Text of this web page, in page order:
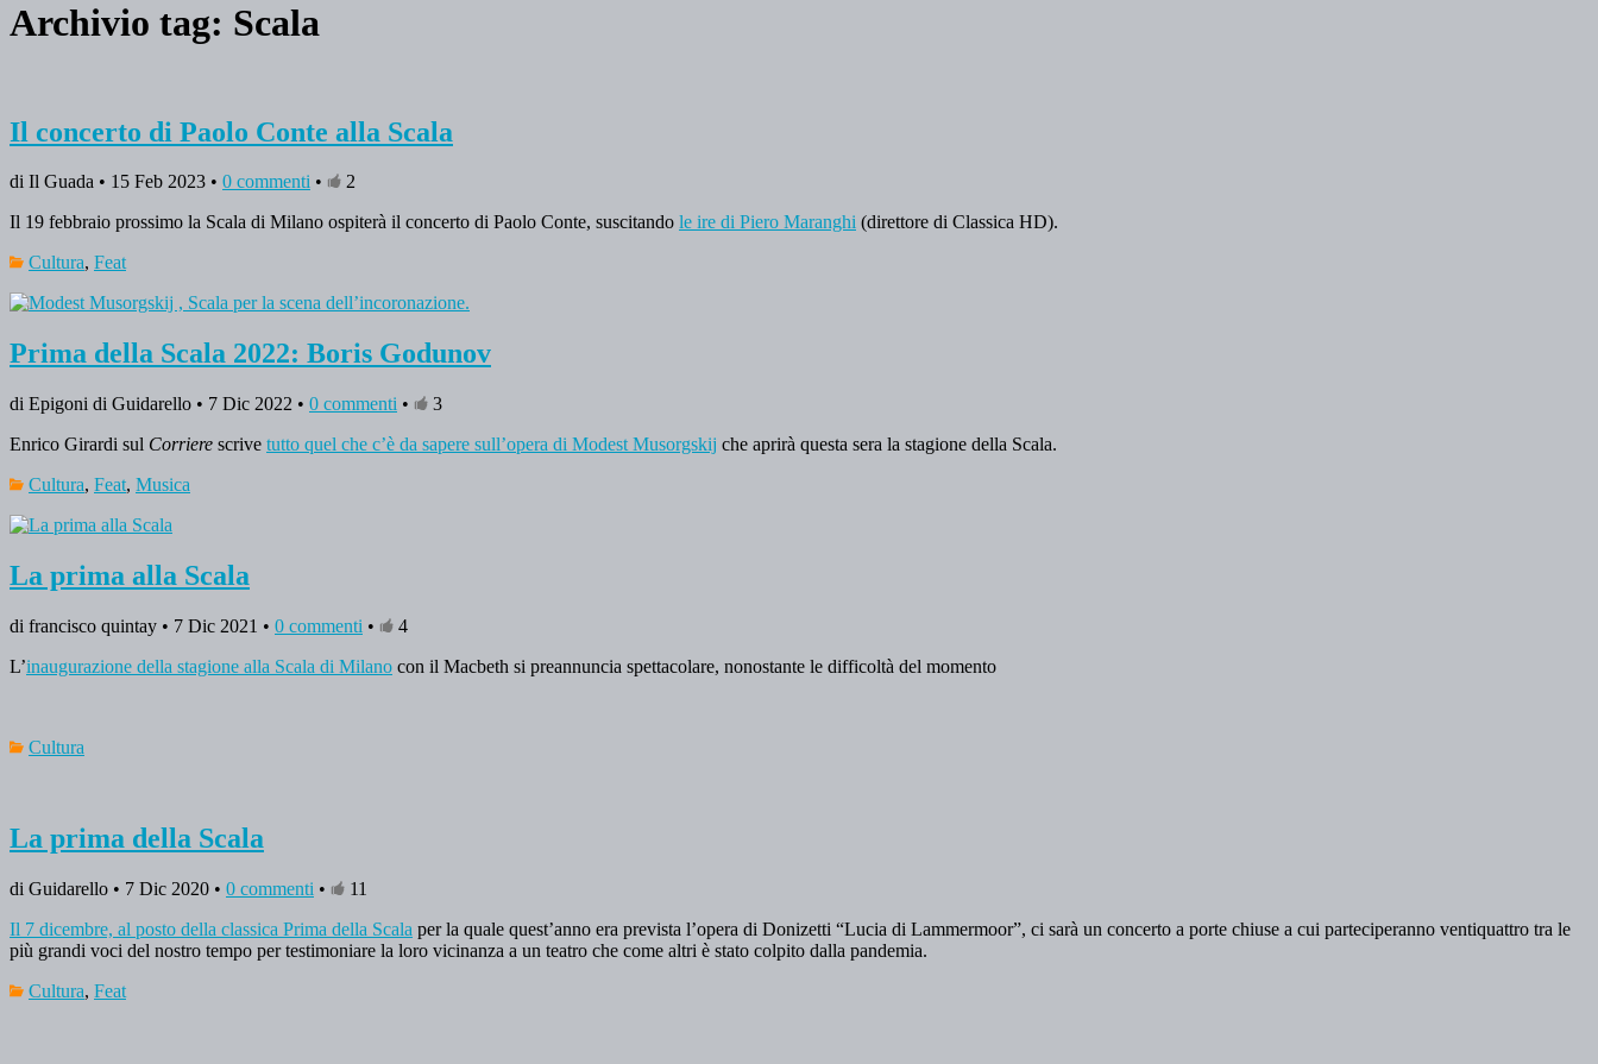
Archivio tag: Scala
Il concerto di Paolo Conte alla Scala
di Il Guada • 15 Feb 2023 • 0 commenti •
2
Il 19 febbraio prossimo la Scala di Milano ospiterà il concerto di Paolo Conte, suscitando le ire di Piero Maranghi (direttore di Classica HD).
Cultura, Feat
Prima della Scala 2022: Boris Godunov
di Epigoni di Guidarello • 7 Dic 2022 • 0 commenti •
3
Enrico Girardi sul Corriere scrive tutto quel che c’è da sapere sull’opera di Modest Musorgskij che aprirà questa sera la stagione della Scala.
Cultura, Feat, Musica
La prima alla Scala
di francisco quintay • 7 Dic 2021 • 0 commenti •
4
L’inaugurazione della stagione alla Scala di Milano con il Macbeth si preannuncia spettacolare, nonostante le difficoltà del momento
Cultura
La prima della Scala
di Guidarello • 7 Dic 2020 • 0 commenti •
11
Il 7 dicembre, al posto della classica Prima della Scala per la quale quest’anno era prevista l’opera di Donizetti “Lucia di Lammermoor”, ci sarà un concerto a porte chiuse a cui parteciperanno ventiquattro tra le
più grandi voci del nostro tempo per testimoniare la loro vicinanza a un teatro che come altri è stato colpito dalla pandemia.
Cultura, Feat